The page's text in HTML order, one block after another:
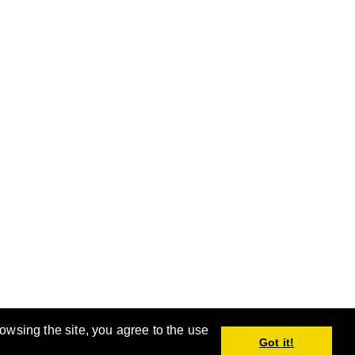
the site, you agree to the use
Got it!